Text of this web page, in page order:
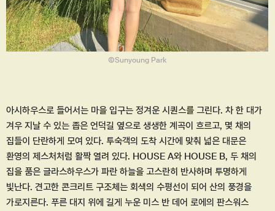
ⒸSunyoung Park
아시하우스로 들어서는 마을 입구는 정겨운 시퀀스를 그린다. 차 한 대가
겨우 지날 수 있는 좁은 언덕길 옆으로 생생한 계곡이 흐르고, 몇 채의
집들이 단란하게 모여 있다. 투숙객의 도착 시간에 맞춰 넓은 대문은
환영의 제스처처럼 활짝 열려 있다. HOUSE A와 HOUSE B, 두 채의
집을 품은 글라스하우스가 파란 하늘을 고스란히 반사하며 투명하게
빛난다. 견고한 콘크리트 구조체는 회색의 수평선이 되어 산의 풍경을
가로지른다. 푸른 대지 위에 길게 누운 미스 반 데어 로에의 판스워스